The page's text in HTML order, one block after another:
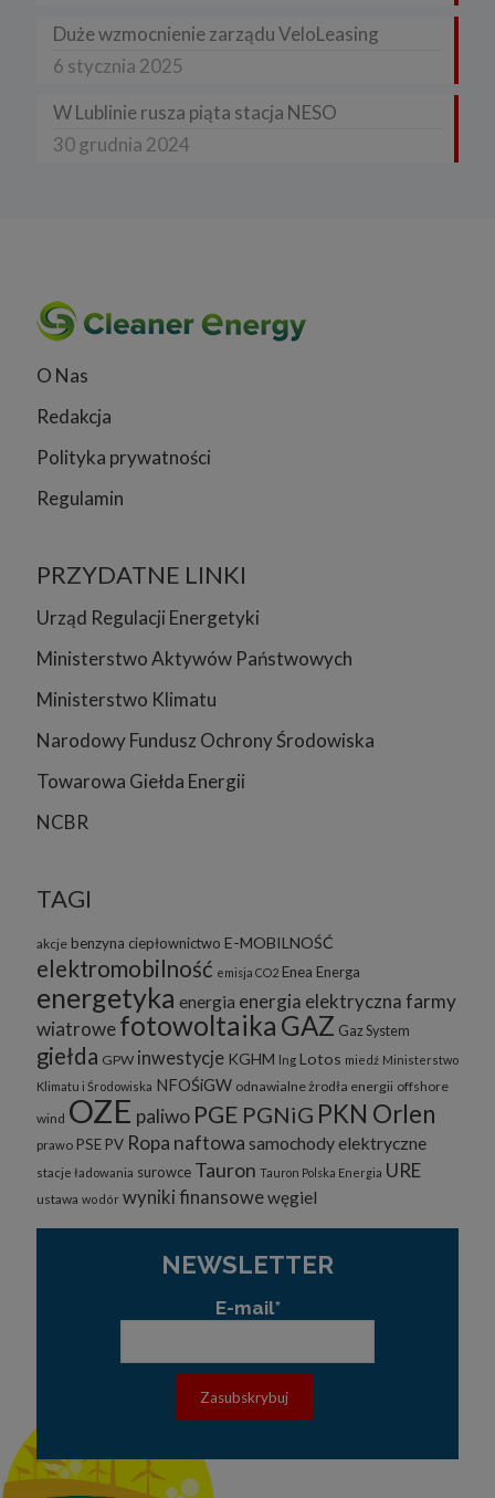
Duże wzmocnienie zarządu VeloLeasing
6 stycznia 2025
W Lublinie rusza piąta stacja NESO
30 grudnia 2024
O Nas
Redakcja
Polityka prywatności
Regulamin
PRZYDATNE LINKI
Urząd Regulacji Energetyki
Ministerstwo Aktywów Państwowych
Ministerstwo Klimatu
Narodowy Fundusz Ochrony Środowiska
Towarowa Giełda Energii
NCBR
TAGI
akcje benzyna ciepłownictwo E-MOBILNOŚĆ
elektromobilność emisja CO2 Enea Energa
energetyka energia energia elektrycznafarmy
wiatrowefotowoltaika GAZ Gaz System
giełda GPW inwestycje KGHM lng Lotos miedź Ministerstwo
Klimatu i Środowiska NFOŚiGW odnawialne żrodła energii offshore
wind OZE paliwo PGE PGNiG PKN Orlen
prawo PSE PV Ropa naftowa samochody elektryczne
stacje ładowania surowce Tauron Tauron Polska Energia URE
ustawa wodór wyniki finansowewęgiel
NEWSLETTER
E-mail*